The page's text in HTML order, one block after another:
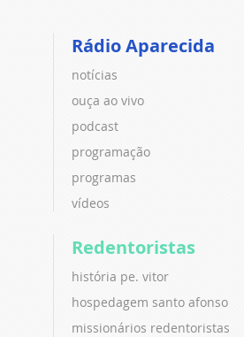
Rádio Aparecida
notícias
ouça ao vivo
podcast
programação
programas
vídeos
Redentoristas
história pe. vitor
hospedagem santo afonso
missionários redentoristas